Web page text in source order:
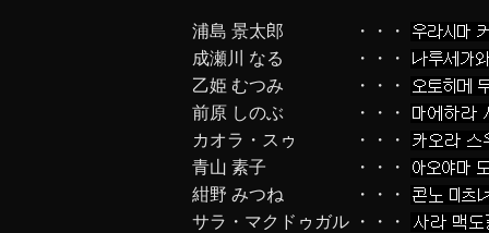
浦島 景太郎
・・・
成瀬川 なる
・・・
乙姫 むつみ
・・・
前原 しのぶ
・・・
カオラ・スゥ
・・・
青山 素子
・・・
紺野 みつね
・・・
サラ・マクドゥガル
・・・